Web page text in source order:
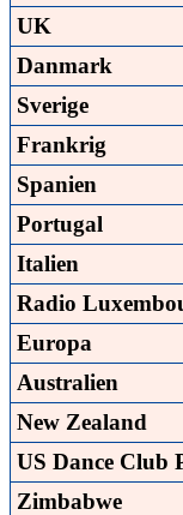
UK
Danmark
Sverige
Frankrig
Spanien
Portugal
Italien
Radio
Europa
Australien
New Zealand
US Dance Club
Zimbabwe